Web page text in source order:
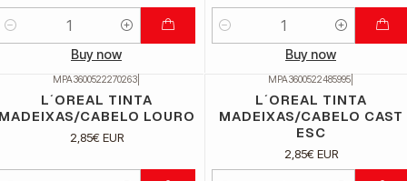
Buy now
Quantidade
Buy now
MPA3600522270263
L´OREAL TINTA
CABELO LOURO
2,85€ EUR
MPA3600522485995
L´OREAL TINTA
MADEIXAS/CABELO CAST
ESC
2,85€ EUR